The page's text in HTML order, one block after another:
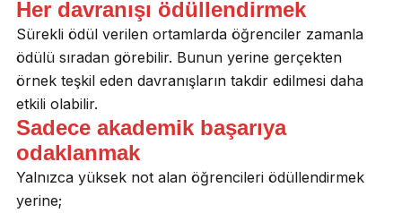
Her davranışı ödüllendirmek
Sürekli ödül verilen ortamlarda öğrenciler zamanla
ödülü sıradan görebilir. Bunun yerine gerçekten
örnek teşkil eden davranışların takdir edilmesi daha
etkili olabilir.
Sadece akademik başarıya
odaklanmak
Yalnızca yüksek not alan öğrencileri ödüllendirmek
yerine;